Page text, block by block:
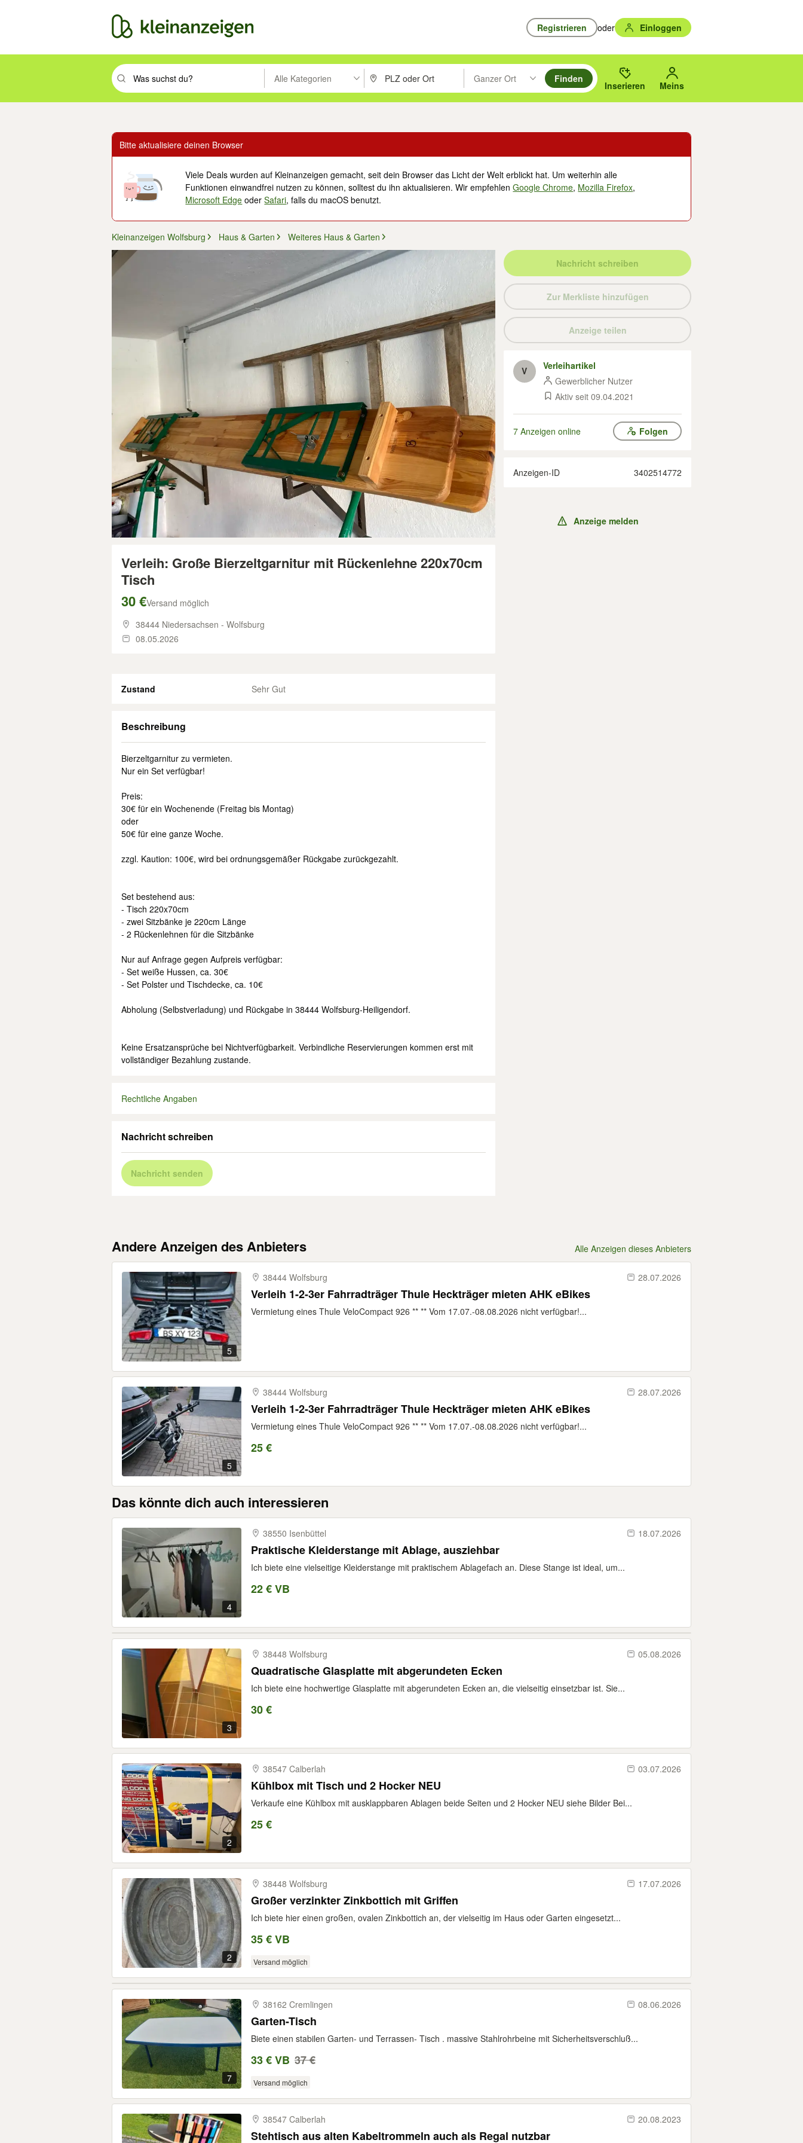
Registrieren oder Einloggen
Suchbegriff eingeben. Eingabetaste drücken um zu suchen, oder Vorschläge mit den Pfeiltasten nach oben/unten durchsuchen und mit Eingabetaste auswählen.
Alle Kategorien PLZ oder Ort eingeben. Eingabetaste drücken um zu suchen, oder Vorschläge mit den Pfeiltasten nach oben/
Ganzer Ort
Suche im Umkreis des gewählten Orts oder PLZ.
Finden
Inserieren Meins
Bitte aktualisiere deinen Browser
Viele Deals wurden auf Kleinanzeigen gemacht, seit dein Browser das Licht der Welt erblickt hat. Um weiterhin alle
Funktionen einwandfrei nutzen zu können, solltest du ihn aktualisieren. Wir empfehlenGoogle Chrome, Mozilla Firefox,
Microsoft Edge oderSafari, falls du macOS benutzt.
Kleinanzeigen Wolfsburg Haus & Garten Weiteres Haus & Garten
Verleih: Große Bierzeltgarnitur mit Rückenlehne 220x70cm
Tisch
30 €Versand möglich
38444 Niedersachsen - Wolfsburg
08.05.2026
Zustand Sehr Gut
Beschreibung
Bierzeltgarnitur zu vermieten.
Nur ein Set verfügbar!
Preis:
30€ für ein Wochenende (Freitag bis Montag)
oder
50€ für eine ganze Woche.
zzgl. Kaution: 100€, wird bei ordnungsgemäßer Rückgabe zurückgezahlt.
Set bestehend aus:
- Tisch 220x70cm
- zwei Sitzbänke je 220cm Länge
- 2 Rückenlehnen für die Sitzbänke
Nur auf Anfrage gegen Aufpreis verfügbar:
- Set weiße Hussen, ca. 30€
- Set Polster und Tischdecke, ca. 10€
Abholung (Selbstverladung) und Rückgabe in 38444 Wolfsburg-Heiligendorf.
Keine Ersatzansprüche bei Nichtverfügbarkeit. Verbindliche Reservierungen kommen erst mit
vollständiger Bezahlung zustande.
Rechtliche Angaben
Nachricht schreiben
Nachricht senden
Nachricht schreiben
Zur Merkliste hinzufügen
Anzeige teilen
V
Verleihartikel
Gewerblicher Nutzer
Aktiv seit 09.04.2021
7 Anzeigen online Folgen
Anzeigen-ID 3402514772
Anzeige melden
Andere Anzeigen des Anbieters Alle Anzeigen dieses Anbieters
5
38444 Wolfsburg 28.07.2026
Verleih 1-2-3er Fahrradträger Thule Heckträger mieten AHK eBikes
Vermietung eines Thule VeloCompact 926 ** ** Vom 17.07.-08.08.2026 nicht verfügbar!...
5
38444 Wolfsburg 28.07.2026
Verleih 1-2-3er Fahrradträger Thule Heckträger mieten AHK eBikes
Vermietung eines Thule VeloCompact 926 ** ** Vom 17.07.-08.08.2026 nicht verfügbar!...
25 €
Das könnte dich auch interessieren
4
38550 Isenbüttel 18.07.2026
Praktische Kleiderstange mit Ablage, ausziehbar
Ich biete eine vielseitige Kleiderstange mit praktischem Ablagefach an. Diese Stange ist ideal, um...
22 € VB
3
38448 Wolfsburg 05.08.2026
Quadratische Glasplatte mit abgerundeten Ecken
Ich biete eine hochwertige Glasplatte mit abgerundeten Ecken an, die vielseitig einsetzbar ist. Sie...
30 €
2
38547 Calberlah 03.07.2026
Kühlbox mit Tisch und 2 Hocker NEU
Verkaufe eine Kühlbox mit ausklappbaren Ablagen beide Seiten und 2 Hocker NEU siehe Bilder Bei...
25 €
2
38448 Wolfsburg 17.07.2026
Großer verzinkter Zinkbottich mit Griffen
Ich biete hier einen großen, ovalen Zinkbottich an, der vielseitig im Haus oder Garten eingesetzt...
35 € VB
Versand möglich
7
38162 Cremlingen 08.06.2026
Garten-Tisch
Biete einen stabilen Garten- und Terrassen- Tisch . massive Stahlrohrbeine mit Sicherheitsverschluß...
33 € VB 37 €
Versand möglich
38547 Calberlah 20.08.2023
Stehtisch aus alten Kabeltrommeln auch als Regal nutzbar